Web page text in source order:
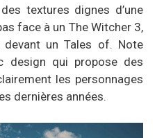
textures dignes d’une
face à un The Witcher 3,
un Tales of. Note
design qui propose des
les personnages
dernières années.